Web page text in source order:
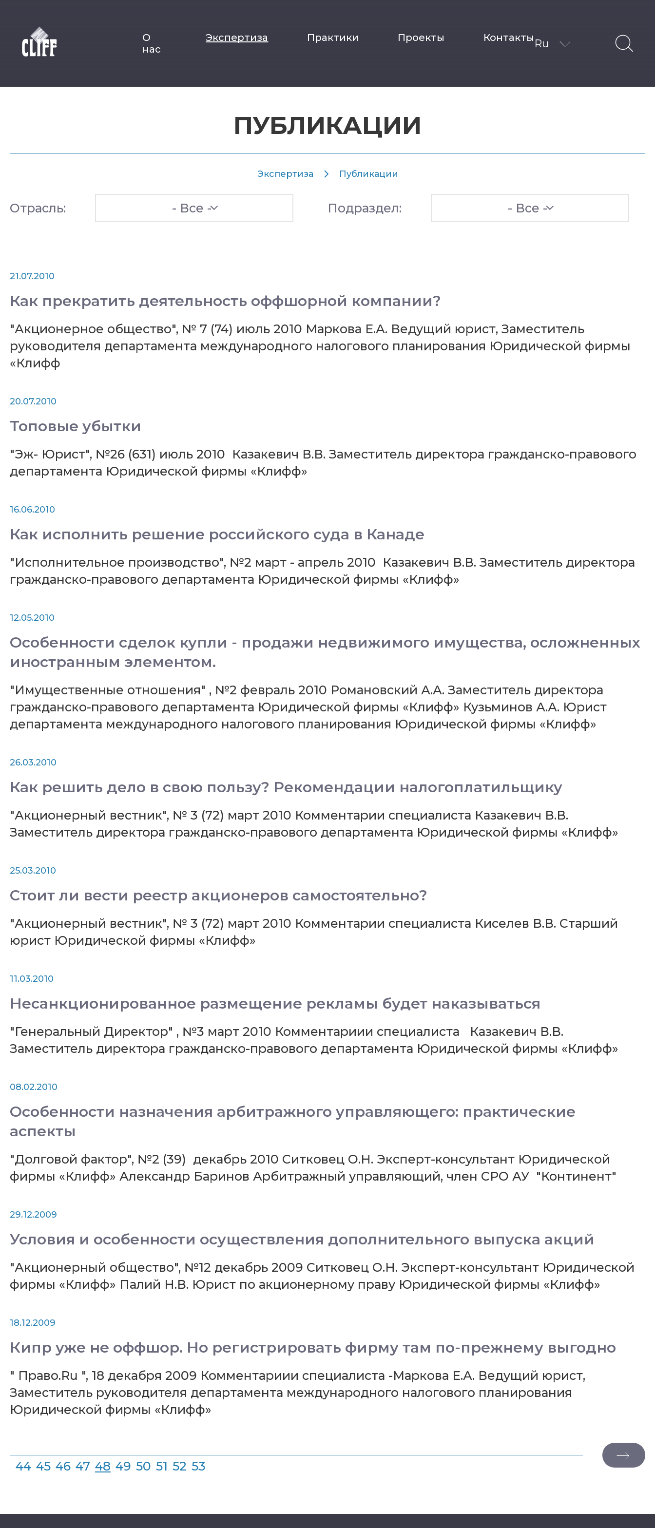
О
нас
Экспертиза Практики Проекты Контакты Ru
ПУБЛИКАЦИИ
Экспертиза Публикации
Отрасль: - Все - Подраздел: - Все -
21.07.2010
Как прекратить деятельность оффшорной компании?
"Акционерное общество", № 7 (74) июль 2010 Маркова Е.А. Ведущий юрист, Заместитель
руководителя департамента международного налогового планирования Юридической фирмы
«Клифф
20.07.2010
Топовые убытки
"Эж- Юрист", №26 (631) июль 2010 Казакевич В.В. Заместитель директора гражданско-правового
департамента Юридической фирмы «Клифф»
16.06.2010
Как исполнить решение российского суда в Канаде
"Исполнительное производство", №2 март - апрель 2010 Казакевич В.В. Заместитель директора
гражданско-правового департамента Юридической фирмы «Клифф»
12.05.2010
Особенности сделок купли - продажи недвижимого имущества, осложненных
иностранным элементом.
"Имущественные отношения" , №2 февраль 2010 Романовский А.А. Заместитель директора
гражданско-правового департамента Юридической фирмы «Клифф» Кузьминов А.А. Юрист
департамента международного налогового планирования Юридической фирмы «Клифф»
26.03.2010
Как решить дело в свою пользу? Рекомендации налогоплатильщику
"Акционерный вестник", № 3 (72) март 2010 Комментарии специалиста Казакевич В.В.
Заместитель директора гражданско-правового департамента Юридической фирмы «Клифф»
25.03.2010
Стоит ли вести реестр акционеров самостоятельно?
"Акционерный вестник", № 3 (72) март 2010 Комментарии специалиста Киселев В.В. Старший
юрист Юридической фирмы «Клифф»
11.03.2010
Несанкционированное размещение рекламы будет наказываться
"Генеральный Директор" , №3 март 2010 Комментариии специалиста Казакевич В.В.
Заместитель директора гражданско-правового департамента Юридической фирмы «Клифф»
08.02.2010
Особенности назначения арбитражного управляющего: практические
аспекты
"Долговой фактор", №2 (39) декабрь 2010 Ситковец О.Н. Эксперт-консультант Юридической
фирмы «Клифф» Александр Баринов Арбитражный управляющий, член СРО АУ "Континент"
29.12.2009
Условия и особенности осуществления дополнительного выпуска акций
"Акционерный общество", №12 декабрь 2009 Ситковец О.Н. Эксперт-консультант Юридической
фирмы «Клифф» Палий Н.В. Юрист по акционерному праву Юридической фирмы «Клифф»
18.12.2009
Кипр уже не оффшор. Но регистрировать фирму там по-прежнему выгодно
" Право.Ru ", 18 декабря 2009 Комментариии специалиста -Маркова Е.А. Ведущий юрист,
Заместитель руководителя департамента международного налогового планирования
Юридической фирмы «Клифф»
44 45 46 47 48 49 50 51 52 53